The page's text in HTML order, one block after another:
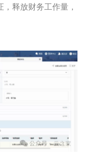
释放财务工作量，